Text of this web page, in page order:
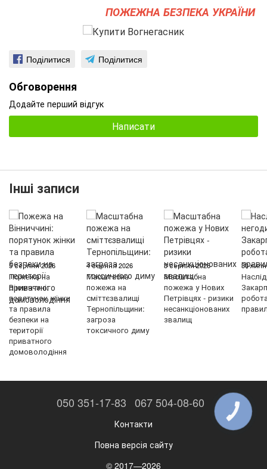
ПОЖЕЖНА БЕЗПЕКА УКРАЇНИ
Поділитися Поділитися
Обговорення
Додайте перший відгук
Написати
Інші записи
5 серпня 2026
Пожежа на
Вінниччині:
порятунок жінки
та правила
безпеки на
території
приватного
домоволодіння
4 серпня 2026
Масштабна
пожежа на
сміттєзвалищі
Тернопільщини:
загроза
токсичного диму
3 серпня 2026
Масштабна
пожежа у Нових
Петрівцях - ризики
несанкціонованих
звалищ
30
050 351-17-83 067 504-08-60
Контакти
Повна версія сайту
© 2017—2026
КНОПКА
ЗВ'ЯЗКУ